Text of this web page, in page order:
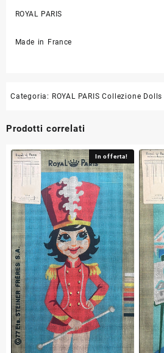
ROYAL PARIS
Made in France
Categoria: ROYAL PARIS Collezione Dolls
Prodotti correlati
In offerta!